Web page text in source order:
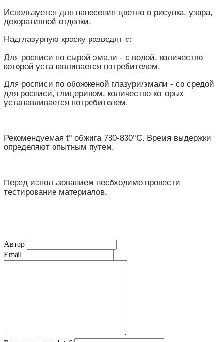
Используется для нанесения цветного рисунка, узора,
декоративной отделки.
Надглазурную краску разводят с:
Для росписи по сырой эмали - с водой, количество
которой устанавливается потребителем.
Для росписи по обожженой глазури/эмали - со средой
для росписи, глицерином, количество которых
устанавливается потребителем.
Рекомендуемая t° обжига 780-830°С. Время выдержки
определяют опытным путем.
Перед использованием необходимо провести
тестирование материалов.
Автор
Email